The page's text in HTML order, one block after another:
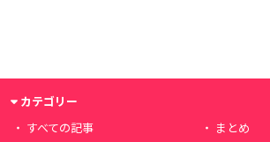
カテゴリー
すべての記事
まとめ